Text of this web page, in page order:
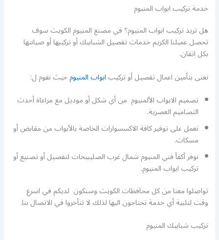
خدمة تركيب ابواب المنيوم
هل تريد تركيب ابواب المنيوم؟ في مصنع المنيوم الكويت سوف
تحصل عميلنا الكريم خدمات تفصيل الشبابيك أو تركيبها أو صيانتها
بكل اتقان.
نعنى بتأمين اعمال تفصيل أو تركيبابواب المنيومحيث نقوم ل:
تصميم الابواب الألمنيوم من أي شكل أو موديل مع مراعاة أحدث
التصاميم العصرية.
نعمل على توفير كافة الاكسسوارات الخاصة بالأبواب من مقابض أو
مسكات.
نوفر أكفأ فني المنيوم شمال غرب الصليبيخات لتفصيل أو تصنيع أو
تركيب ابواب المنيوم.
تواصلوا معنا من كل محافظات الكويت وسنكون لديكم في اسرع
وقت لتلبية أي خدمة تحتاجون اليها لذلك لا تتأخروا في الاتصال بنا.
تركيب شبابيك المنيوم